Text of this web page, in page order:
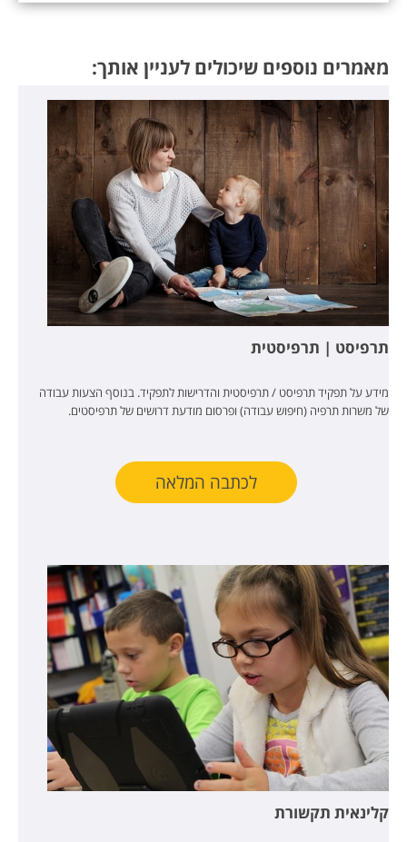
מאמרים נוספים שיכולים לעניין אותך:
תרפיסט | תרפיסטית
מידע על תפקיד תרפיסט / תרפיסטית והדרישות לתפקיד. בנוסף הצעות עבודה
של משרות תרפיה (חיפוש עבודה) ופרסום מודעת דרושים של תרפיסטים.
לכתבה המלאה
קלינאית תקשורת